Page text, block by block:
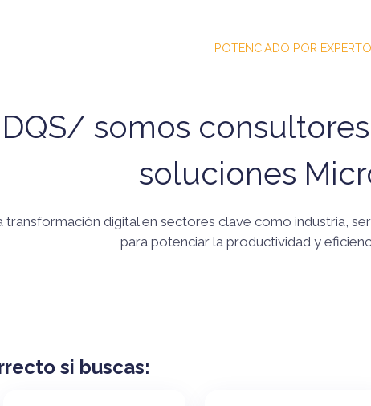
POTENCIADO POR
DQS/ somos
soluciones
transformación digital en sectores clave como industria,
para potenciar la productividad y
si buscas: